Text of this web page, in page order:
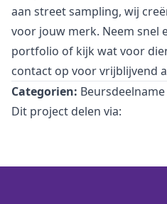
aan street sampling, wij
voor jouw merk. Neem snel
portfolio of kijk wat voor
contact op voor vrijblijvend
Categorien: Beursdeelname
Dit project delen via: